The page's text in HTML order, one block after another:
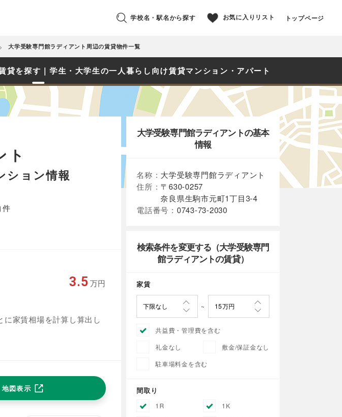
学校名・駅名から探す お気に入りリスト トップページ
大学受験専門館ラディアント周辺の賃貸物件一覧
を探す｜学生・大学生の一人暮らし向け賃貸マンション・アパート
ト
ション情報
3.5万円
家賃相場を計算し算出し
地図表示
大学受験専門館ラディアントの基本
情報
名称： 大学受験専門館ラディアント
住所： 〒630-0257
奈良県生駒市元町1丁目3-4
電話番号： 0743-73-2030
検索条件を変更する（大学受験専門
館ラディアントの賃貸）
家賃
共益費・管理費を含む
礼金なし
敷金/保証金なし
駐車場料金を含む
間取り
1R
1K